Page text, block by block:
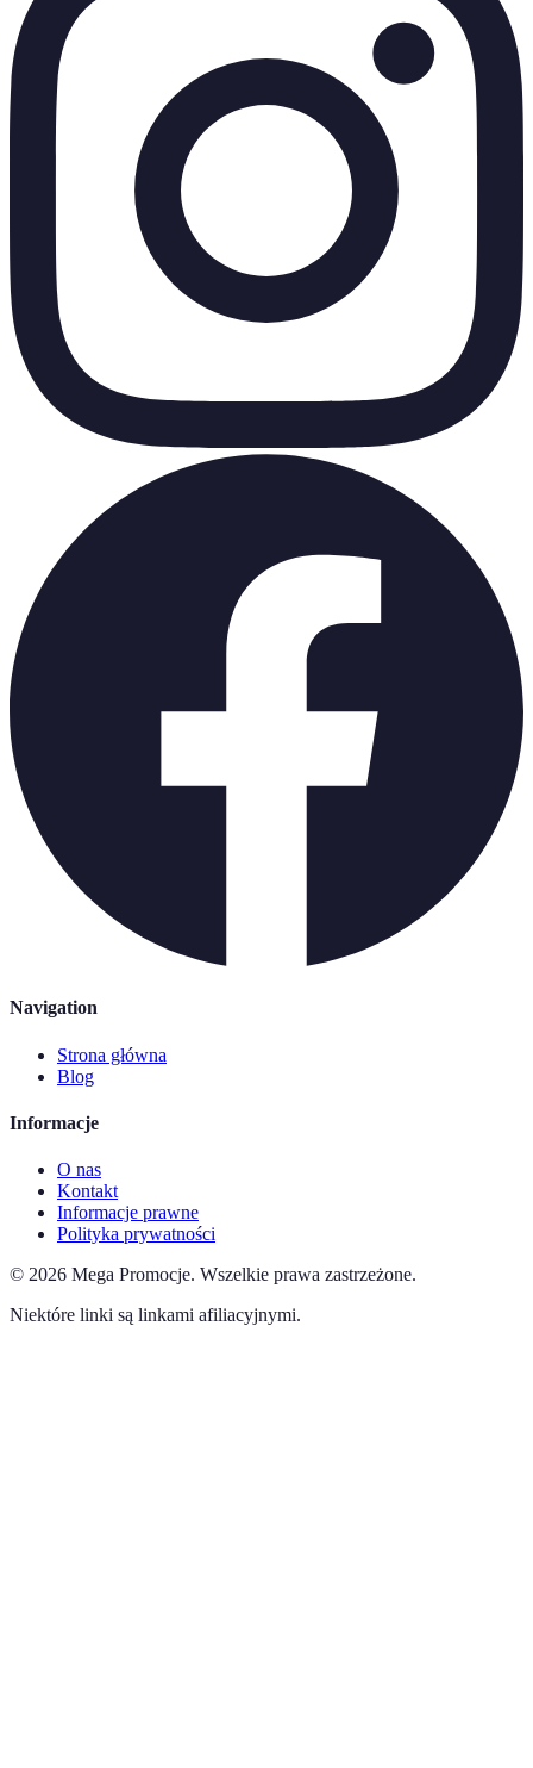
Navigation
Strona główna
Blog
Informacje
O nas
Kontakt
Informacje prawne
Polityka prywatności
© 2026 Mega Promocje. Wszelkie prawa zastrzeżone.
Niektóre linki są linkami afiliacyjnymi.